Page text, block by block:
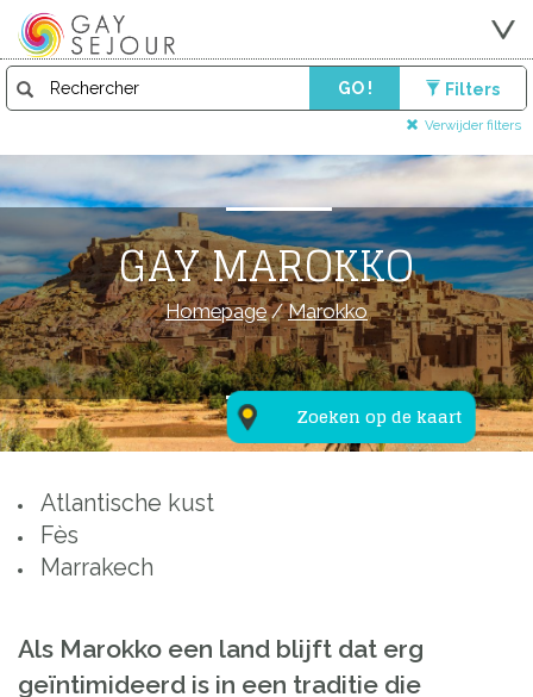
GO ! Filters
Verwijder filters
Zoeken op de kaart
GAY MAROKKO
Homepage/Marokko
Atlantische kust
Fès
Marrakech
Als Marokko een land blijft dat erg
geïntimideerd is in een traditie die